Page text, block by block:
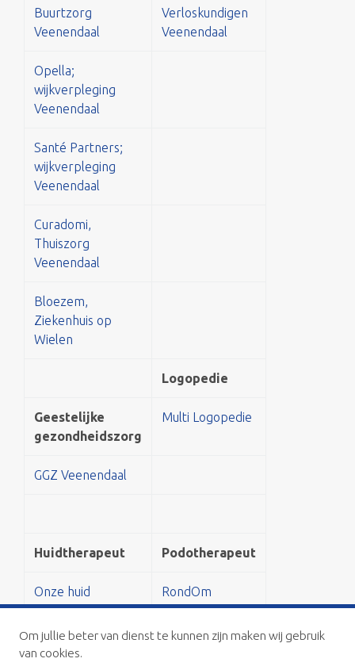
Buurtzorg
Veenendaal
Verloskundigen
Veenendaal
Opella;
wijkverpleging
Veenendaal
Santé Partners;
wijkverpleging
Veenendaal
Curadomi,
Thuiszorg
Veenendaal
Bloezem,
Ziekenhuis op
Wielen
Logopedie
Geestelijke
gezondheidszorg
Multi Logopedie
GGZ Veenendaal
Huidtherapeut Podotherapeut
Onze huid
RondOm
podotherapie
Om jullie beter van dienst te kunnen zijn maken wij gebruik
van cookies.